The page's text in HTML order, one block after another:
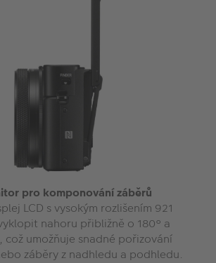
pro komponování záběrů
LCD s vysokým rozlišením 921
nahoru přibližně o 180° a
což umožňuje snadné pořizování
záběry z nadhledu a podhledu.